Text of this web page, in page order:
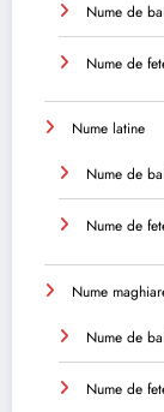
Nume de
Nume de
Nume latine
Nume de
Nume de
Nume
Nume de
Nume de